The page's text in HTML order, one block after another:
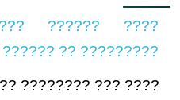
???? ????
?? ?????? ????????
?? ?????? ???????